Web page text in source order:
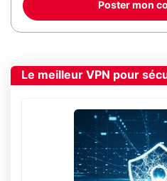
Poster mon
Le meilleur VPN pour